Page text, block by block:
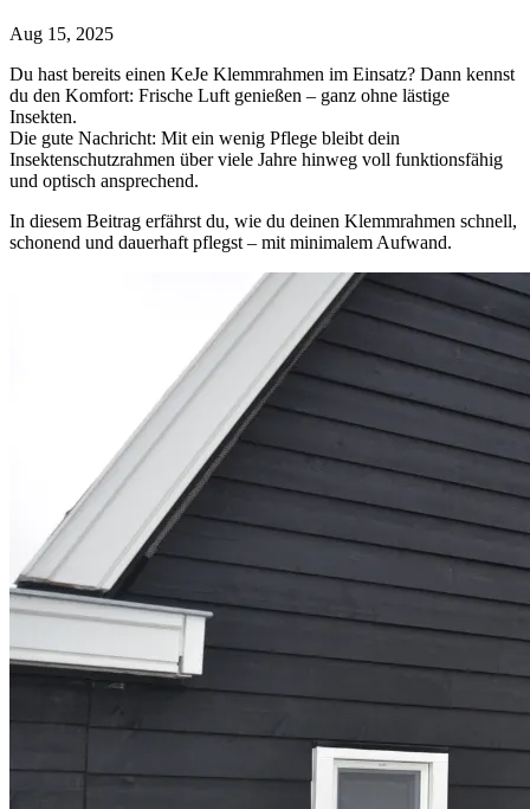
Aug 15, 2025
Du hast bereits einen KeJe Klemmrahmen im Einsatz? Dann kennst
du den Komfort: Frische Luft genießen – ganz ohne lästige
Insekten.
Die gute Nachricht: Mit ein wenig Pflege bleibt dein
Insektenschutzrahmen über viele Jahre hinweg voll funktionsfähig
und optisch ansprechend.
In diesem Beitrag erfährst du, wie du deinen Klemmrahmen schnell,
schonend und dauerhaft pflegst – mit minimalem Aufwand.